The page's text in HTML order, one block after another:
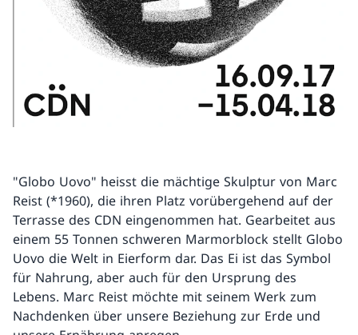
"Globo Uovo" heisst die mächtige Skulptur von Marc
Reist (*1960), die ihren Platz vorübergehend auf der
Terrasse des CDN eingenommen hat. Gearbeitet aus
einem 55 Tonnen schweren Marmorblock stellt Globo
Uovo die Welt in Eierform dar. Das Ei ist das Symbol
für Nahrung, aber auch für den Ursprung des
Lebens. Marc Reist möchte mit seinem Werk zum
Nachdenken über unsere Beziehung zur Erde und